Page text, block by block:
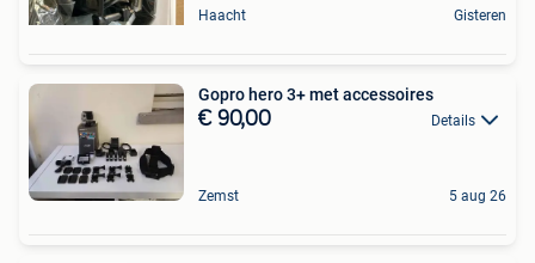
Haacht Gisteren
Gopro hero 3+ met accessoires
€ 90,00 Details
Zemst 5 aug 26